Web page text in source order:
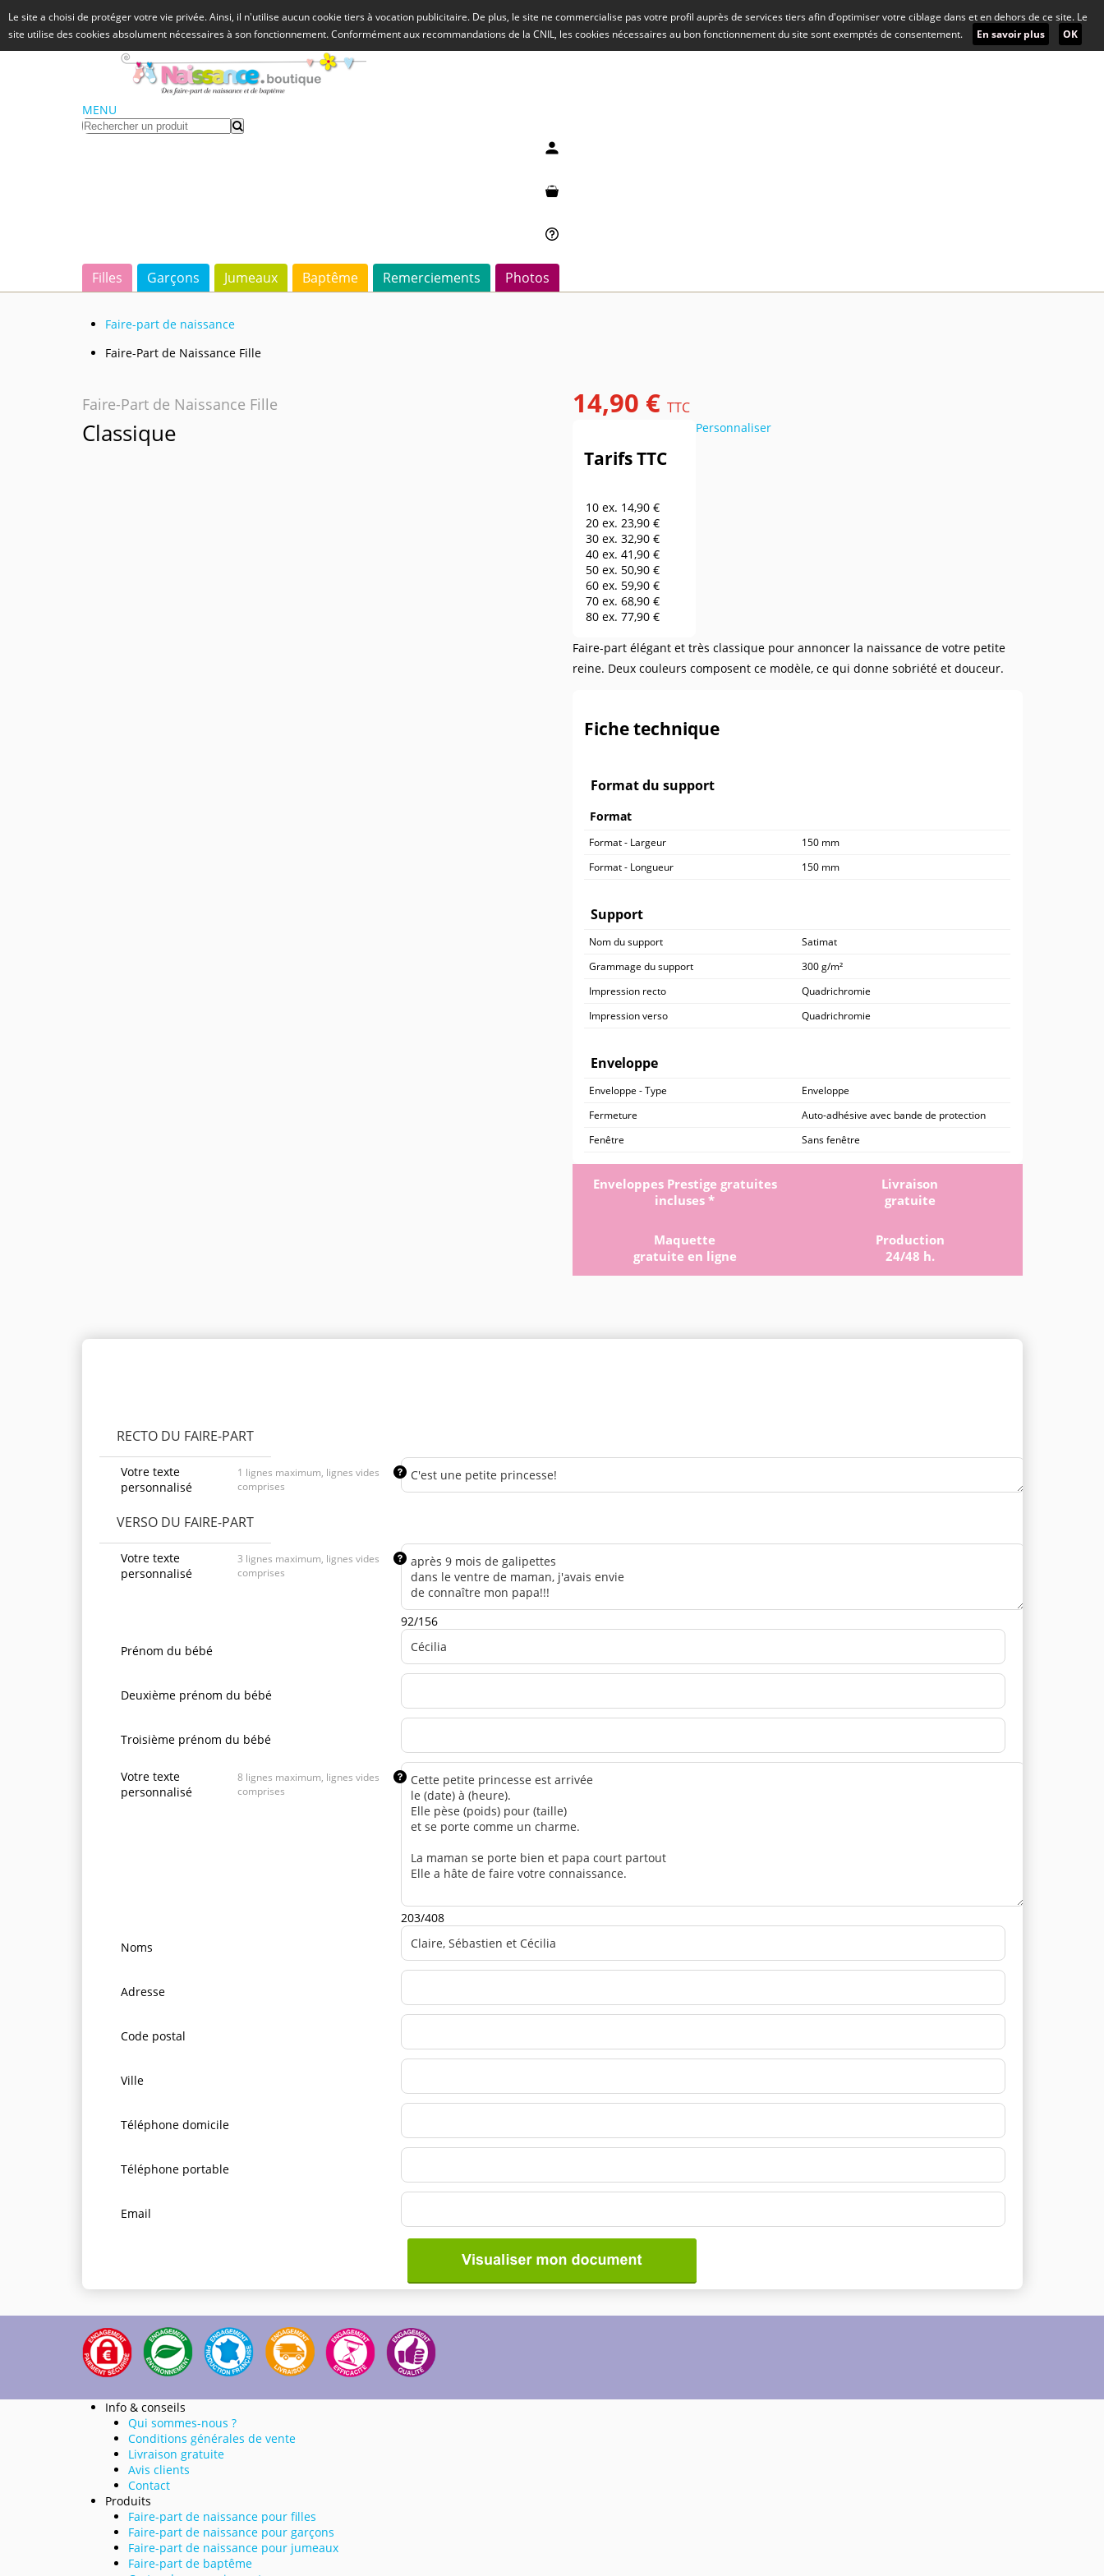
Le site a choisi de protéger votre vie privée. Ainsi, il n'utilise aucun cookie tiers à vocation publicitaire. De plus, le site ne commercialise pas votre profil auprès de services tiers afin d'optimiser votre ciblage dans et en dehors de ce site. Le
site utilise des cookies absolument nécessaires à son fonctionnement. Conformément aux recommandations de la CNIL, les cookies nécessaires au bon fonctionnement du site sont exemptés de consentement.
En savoir plus OK
MENU
Filles Garçons Jumeaux Baptême Remerciements Photos
Faire-part de naissance
Faire-Part de Naissance Fille
Faire-Part de Naissance Fille
Classique
14,90 € TTC
Tarifs TTC
10 ex. 14,90 €
20 ex. 23,90 €
30 ex. 32,90 €
40 ex. 41,90 €
50 ex. 50,90 €
60 ex. 59,90 €
70 ex. 68,90 €
80 ex. 77,90 €
100 ex. 95,90 €
150 ex.140,90 €
400 ex.320,90 €
800 ex.500,90 €
1 000 ex.
Personnaliser
Faire-part élégant et très classique pour annoncer la naissance de votre petite
reine. Deux couleurs composent ce modèle, ce qui donne sobriété et douceur.
Fiche technique
Format du support
Format
Format - Largeur
150 mm
Format - Longueur
150 mm
Support
Nom du support
Satimat
Grammage du support
300 g/m²
Impression recto
Quadrichromie
Impression verso
Quadrichromie
Enveloppe
Enveloppe - Type
Enveloppe
Fermeture
Auto-adhésive avec bande de protection
Fenêtre
Sans fenêtre
Enveloppes Prestige gratuites
incluses *
Livraison
gratuite
Maquette
gratuite en ligne
Production
24/48 h.
RECTO DU FAIRE-PART
Votre texte
personnalisé
1 lignes maximum, lignes vides
comprises
VERSO DU FAIRE-PART
Votre texte
personnalisé
3 lignes maximum, lignes vides
comprises
92/156
Prénom du bébé
Deuxième prénom du bébé
Troisième prénom du bébé
Votre texte
personnalisé
8 lignes maximum, lignes vides
comprises
203/408
Noms
Adresse
Code postal
Ville
Téléphone domicile
Téléphone portable
Email
Info & conseils
Qui sommes-nous ?
Conditions générales de vente
Livraison gratuite
Avis clients
Contact
Produits
Faire-part de naissance pour filles
Faire-part de naissance pour garçons
Faire-part de naissance pour jumeaux
Faire-part de baptême